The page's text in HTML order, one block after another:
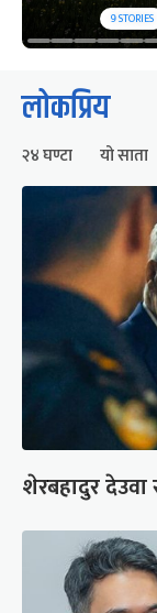
9STORIES
लोकप्रिय
२४ घण्टा यो साता
शेरबहादुर